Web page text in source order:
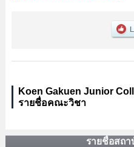
Koen Gakuen Junior
รายชื่อคณะวิชา
รายชื่อสถ